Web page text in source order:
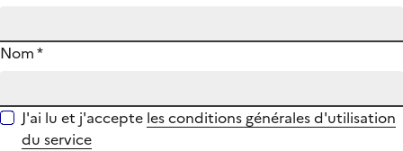
Nom*
J'ai lu et j'accepte les conditions générales d'utilisation
du service